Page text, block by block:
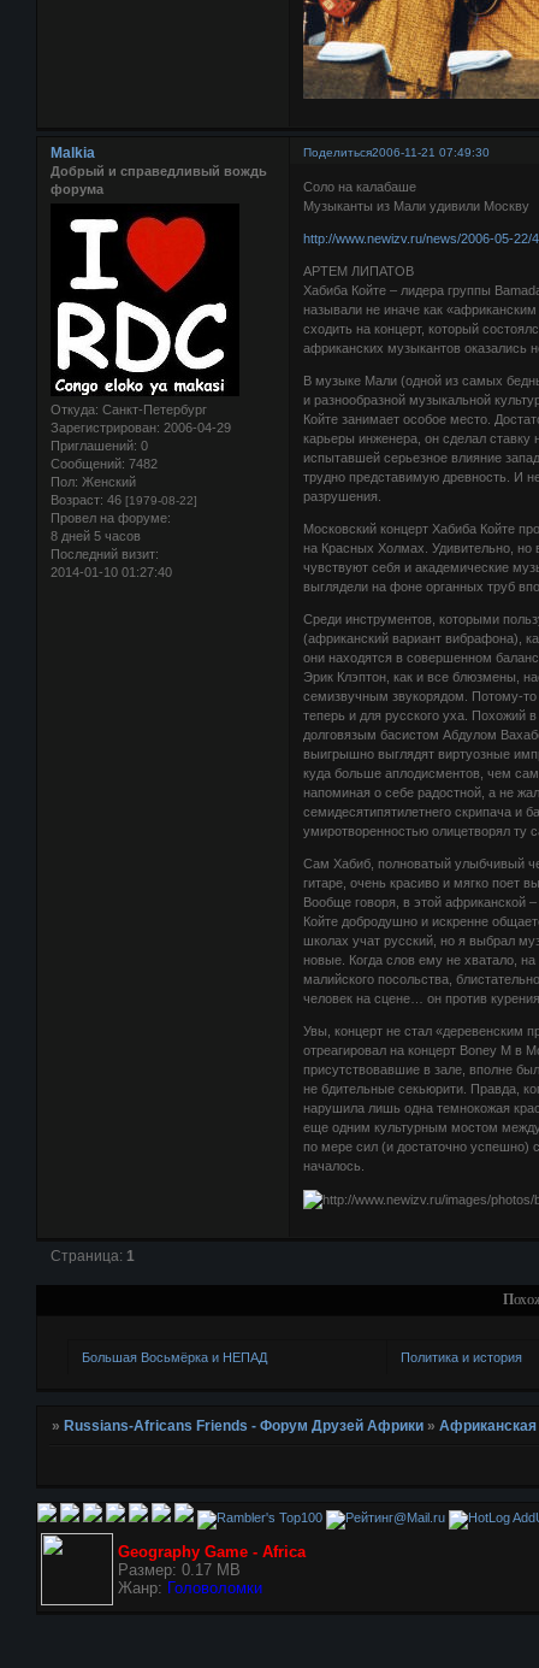
Поделиться2006-11-21 07:49:30
Malkia
Добрый и справедливый вождь
форума
Откуда: Санкт-Петербург
Зарегистрирован: 2006-04-29
Приглашений: 0
Сообщений: 7482
Пол: Женский
Возраст: 46 [1979-08-22]
Провел на форуме:
8 дней 5 часов
Последний визит:
2014-01-10 01:27:40
Соло на калабаше
Музыканты из Мали удивили Москву
http://www.newizv.ru/news/2006-05-22/
АРТЕМ ЛИПАТОВ
Хабиба Койте – лидера группы
называли не иначе как
сходить на концерт, который
африканских музыкантов оказались
В музыке Мали (одной из самых
и разнообразной музыкальной
Койте занимает особое место.
карьеры инженера, он сделал ставку
испытавшей серьезное влияние
трудно представимую древность. И
разрушения.
Московский концерт Хабиба Койте
на Красных Холмах. Удивительно, но
чувствуют себя и академические
выглядели на фоне органных труб
Среди инструментов, которыми
(африканский вариант вибрафона),
они находятся в совершенном
Эрик Клэптон, как и все блюзмены,
семизвучным звукорядом. Потому-то
теперь и для русского уха. Похожий
долговязым басистом Абдулом
выигрышно выглядят виртуозные
куда больше аплодисментов, чем
напоминая о себе радостной, а не
семидесятипятилетнего скрипача и
умиротворенностью олицетворял ту
Сам Хабиб, полноватый улыбчивый
гитаре, очень красиво и мягко поет
Вообще говоря, в этой африканской
Койте добродушно и искренне
школах учат русский, но я выбрал
новые. Когда слов ему не хватало,
малийского посольства,
человек на сцене… он против
Увы, концерт не стал «деревенским
отреагировал на концерт Boney M в
присутствовавшие в зале, вполне
не бдительные секьюрити. Правда,
нарушила лишь одна темнокожая
еще одним культурным мостом между
по мере сил (и достаточно успешно)
началось.
Страница: 1
Большая Восьмёрка и НЕПАД Политика и история
» Russians-Africans Friends - Форум Друзей Африки »
Geography Game - Africa
Размер: 0.17 MB
Жанр: Головоломки